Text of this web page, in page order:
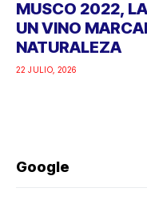
MUSCO 2022,
UN VINO
NATURALEZA
22 JULIO, 2026
Google